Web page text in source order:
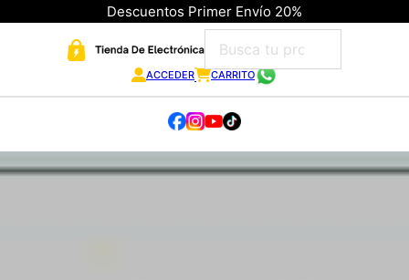
Descuentos Primer Envío 20%
ACCEDER CARRITO